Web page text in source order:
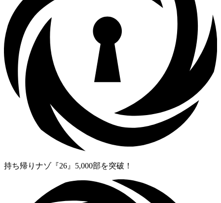
持ち帰りナゾ『26』5,000部を突破！